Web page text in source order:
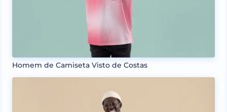
Homem de Camiseta Visto de Costas